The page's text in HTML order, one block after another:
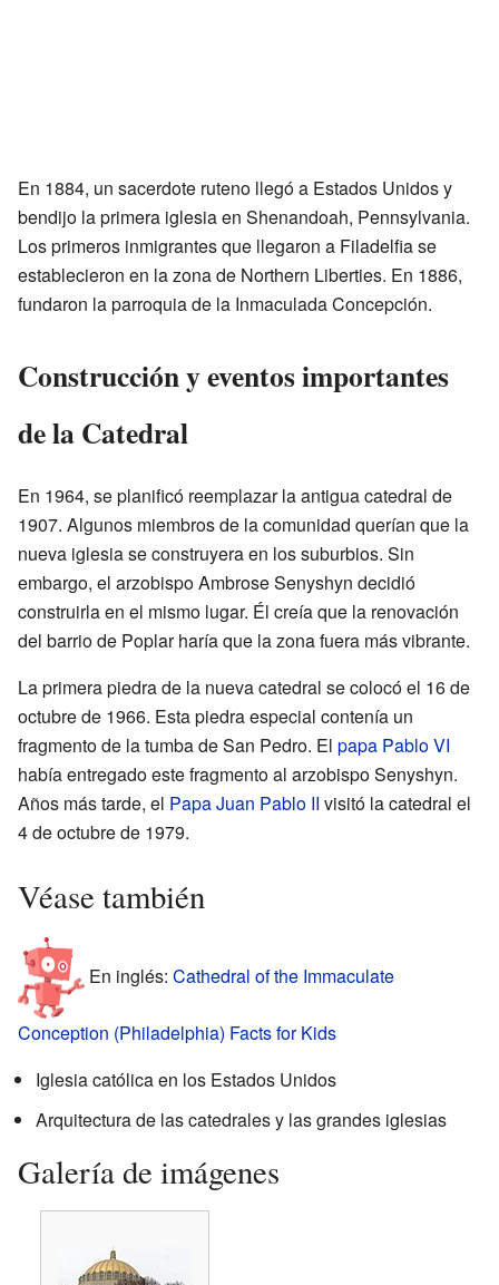
En 1884, un sacerdote ruteno llegó a Estados Unidos y
bendijo la primera iglesia en Shenandoah, Pennsylvania.
Los primeros inmigrantes que llegaron a Filadelfia se
establecieron en la zona de Northern Liberties. En 1886,
fundaron la parroquia de la Inmaculada Concepción.
Construcción y eventos importantes
de la Catedral
En 1964, se planificó reemplazar la antigua catedral de
1907. Algunos miembros de la comunidad querían que la
nueva iglesia se construyera en los suburbios. Sin
embargo, el arzobispo Ambrose Senyshyn decidió
construirla en el mismo lugar. Él creía que la renovación
del barrio de Poplar haría que la zona fuera más vibrante.
La primera piedra de la nueva catedral se colocó el 16 de
octubre de 1966. Esta piedra especial contenía un
fragmento de la tumba de San Pedro. El papa Pablo VI
había entregado este fragmento al arzobispo Senyshyn.
Años más tarde, el Papa Juan Pablo II visitó la catedral el
4 de octubre de 1979.
Véase también
En inglés: Cathedral of the Immaculate
Conception (Philadelphia) Facts for Kids
Iglesia católica en los Estados Unidos
Arquitectura de las catedrales y las grandes iglesias
Galería de imágenes